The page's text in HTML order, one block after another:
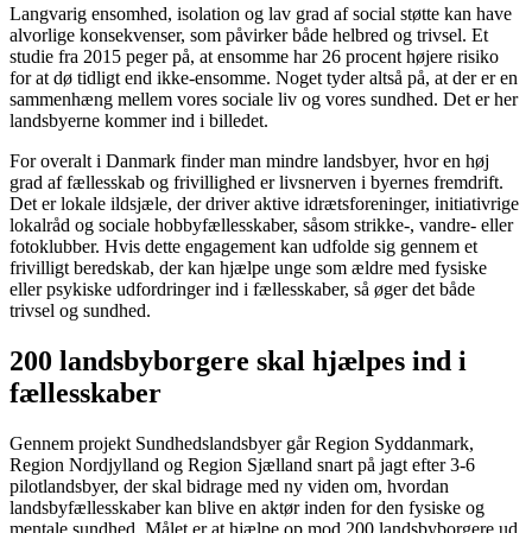
Langvarig ensomhed, isolation og lav grad af social støtte kan have
alvorlige konsekvenser, som påvirker både helbred og trivsel. Et
studie fra 2015 peger på, at ensomme har 26 procent højere risiko
for at dø tidligt end ikke-ensomme. Noget tyder altså på, at der er en
sammenhæng mellem vores sociale liv og vores sundhed. Det er her
landsbyerne kommer ind i billedet.
For overalt i Danmark finder man mindre landsbyer, hvor en høj
grad af fællesskab og frivillighed er livsnerven i byernes fremdrift.
Det er lokale ildsjæle, der driver aktive idrætsforeninger, initiativrige
lokalråd og sociale hobbyfællesskaber, såsom strikke-, vandre- eller
fotoklubber. Hvis dette engagement kan udfolde sig gennem et
frivilligt beredskab, der kan hjælpe unge som ældre med fysiske
eller psykiske udfordringer ind i fællesskaber, så øger det både
trivsel og sundhed.
200 landsbyborgere skal hjælpes ind i
fællesskaber
Gennem projekt Sundhedslandsbyer går Region Syddanmark,
Region Nordjylland og Region Sjælland snart på jagt efter 3-6
pilotlandsbyer, der skal bidrage med ny viden om, hvordan
landsbyfællesskaber kan blive en aktør inden for den fysiske og
mentale sundhed. Målet er at hjælpe op mod 200 landsbyborgere ud